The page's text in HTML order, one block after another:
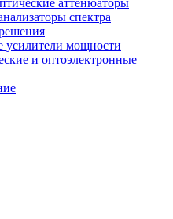
аттенюаторы
спектра
усилители мощности
и оптоэлектронные